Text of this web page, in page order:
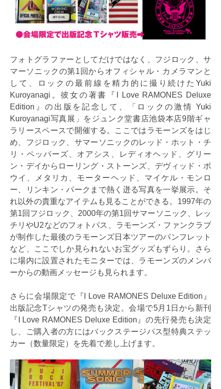
フォトグラファーとしてだけではなく、フジロック、サ
マーソニックの第1回からオフィシャル・カメラマンと
して、ロックの最前線を精力的に撮り続けたYuki
Kuroyanagi。彼女の著書『I Love RAMONES Deluxe
Edition』の出版を記念して、「ロックの激情 Yuki
Kuroyanagi写真展」をジュンク堂書店池袋本店9階ギャ
ラリースペースで開催する。ここではラモーンズをはじ
め、フジロック、サマーソニックのレッド・ホット・チ
リ・ペッパーズ、オアシス、レディオヘッド、グリー
ン・デイからローリング・ストーンズ、デヴィッド・ボ
ウイ、メタリカ、モーターヘッド、マイケル・モンロ
ー、リンキン・パークまで熱く迸る写真を一挙展示。そ
れ以外の貴重なアイテムも見ることができる。1997年の
第1回フジロック、2000年の第1回サマーソニック、レッ
チリやU2などのフォトパス、ラモーンズ・ファンクラブ
が制作した最後のラモーンズ日本ツアーのパンフレット
など、ここでしか見られないお宝グッズもずらり。さら
に場内に設置されたモニターでは、ラモーンズのメンバ
ーからの動画メッセージも見られます。
さらに会場限定で『I Love RAMONES Deluxe Edition』
出版記念Tシャツの発売も決定。会場で5月1日から新刊
『I Love RAMONES Deluxe Edition』の先行発売も決定
し、ご購入者の方にはバックステージパス型特典ステッ
カー（数量限定）を先着で差し上げます。